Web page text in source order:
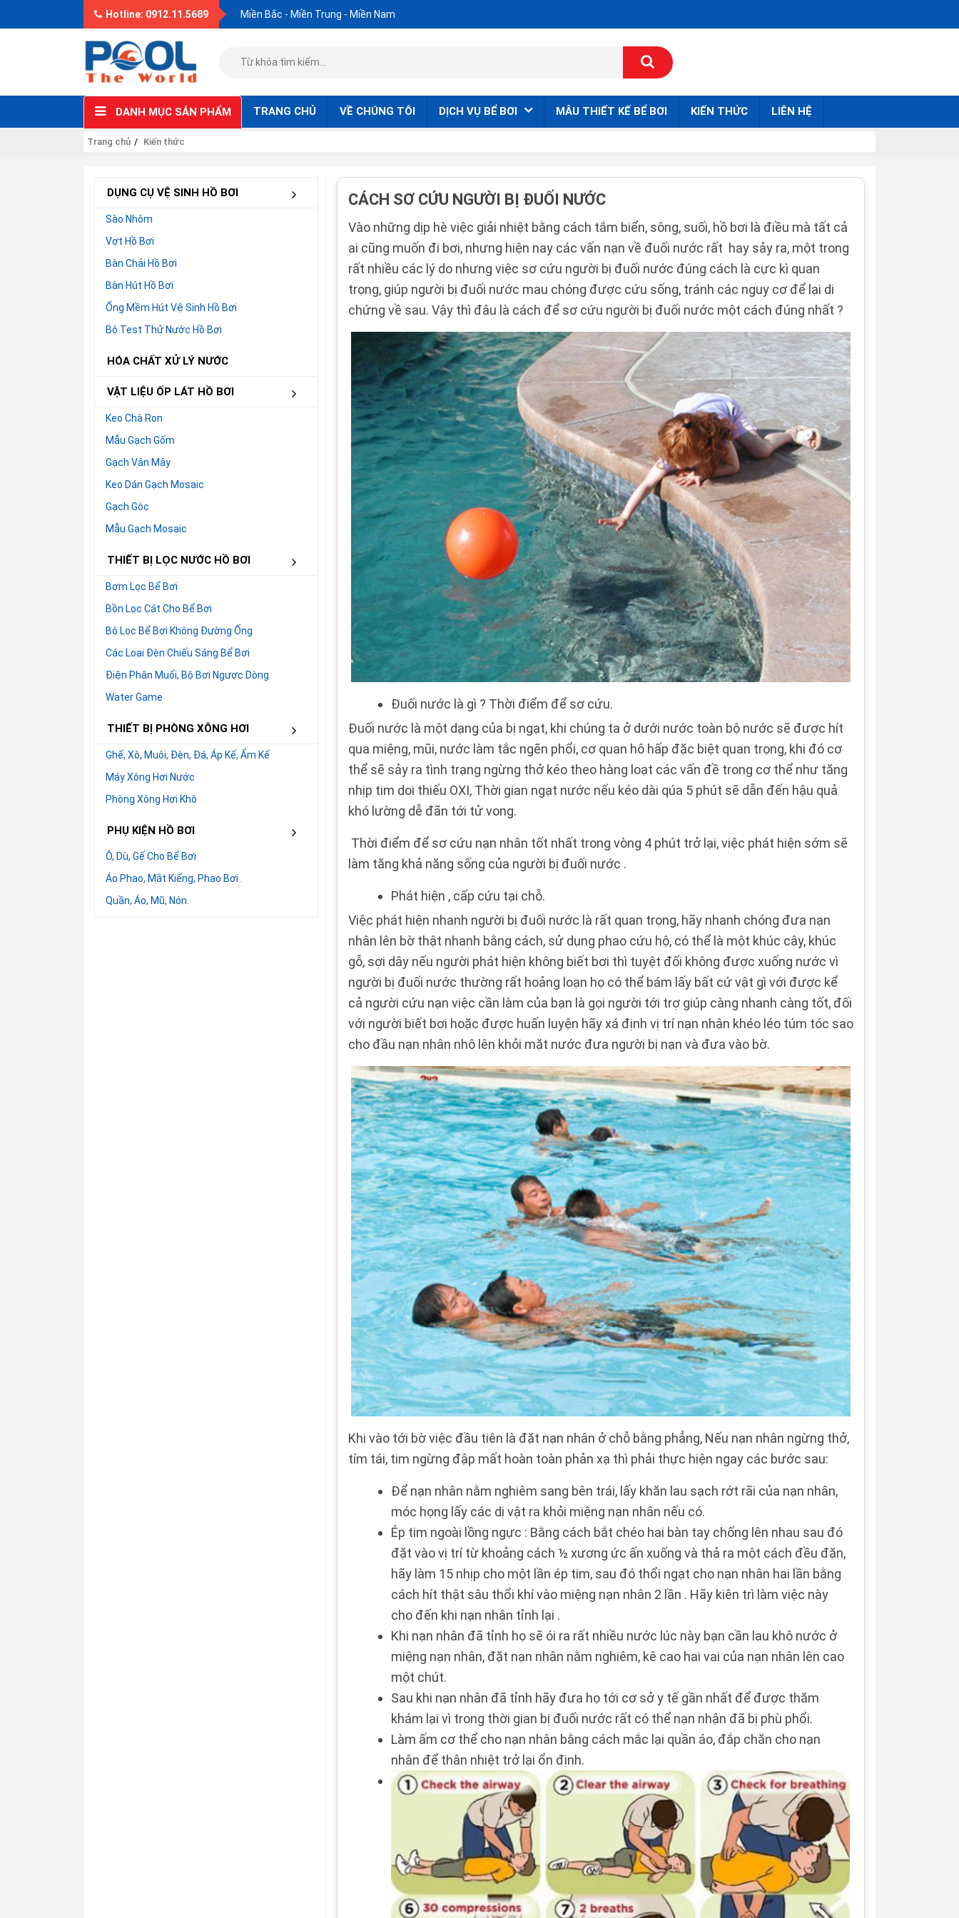
Hotline: 0912.11.5689 Miền Bắc - Miền Trung - Miền Nam
DANH MỤC SẢN PHẨM TRANG CHỦ VỀ CHÚNG TÔI DỊCH VỤ BỂ BƠI MẪU THIẾT KẾ BỂ BƠI KIẾN THỨC LIÊN HỆ
Trang chủ Kiến thức
DỤNG CỤ VỆ SINH HỒ BƠI
Sào Nhôm
Vợt Hồ Bơi
Bàn Chải Hồ Bơi
Bàn Hút Hồ Bơi
Ống Mềm Hút Vệ Sinh Hồ Bơi
Bộ Test Thử Nước Hồ Bơi
HÓA CHẤT XỬ LÝ NƯỚC
VẬT LIỆU ỐP LÁT HỒ BƠI
Keo Chà Ron
Mẫu Gạch Gốm
Gạch Vân Mây
Keo Dán Gạch Mosaic
Gạch Góc
Mẫu Gạch Mosaic
THIẾT BỊ LỌC NƯỚC HỒ BƠI
Bơm Lọc Bể Bơi
Bồn Lọc Cát Cho Bể Bơi
Bộ Lọc Bể Bơi Không Đường Ống
Các Loại Đèn Chiếu Sáng Bể Bơi
Điện Phân Muối, Bộ Bơi Ngược Dòng
Water Game
THIẾT BỊ PHÒNG XÔNG HƠI
Ghế, Xô, Muôi, Đèn, Đá, Áp Kế, Ẩm Kế
Máy Xông Hơi Nước
Phòng Xông Hơi Khô
PHỤ KIỆN HỒ BƠI
Ô, Dù, Gế Cho Bể Bơi
Áo Phao, Mắt Kiếng, Phao Bơi .
Quần, Áo, Mũ, Nón.
CÁCH SƠ CỨU NGƯỜI BỊ ĐUỐI NƯỚC
Vào những dịp hè việc giải nhiệt bằng cách tắm biển, sông, suối, hồ bơi là điều mà tất cả
ai cũng muốn đi bơi, nhưng hiện nay các vấn nạn về đuối nước rất hay sảy ra, một trong
rất nhiều các lý do nhưng việc sơ cứu người bị đuối nước đúng cách là cực kì quan
trọng, giúp người bị đuối nước mau chóng được cứu sống, tránh các nguy cơ để lại di
chứng về sau. Vậy thì đâu là cách để sơ cứu người bị đuối nước một cách đúng nhất ?
Đuối nước là gì ? Thời điểm để sơ cứu.
Đuối nước là một dạng của bị ngạt, khi chúng ta ở dưới nước toàn bộ nước sẽ được hít
qua miệng, mũi, nước làm tắc ngẽn phổi, cơ quan hô hấp đặc biệt quan trọng, khi đó cơ
thể sẽ sảy ra tình trạng ngừng thở kéo theo hàng loạt các vấn đề trong cơ thể như tăng
nhịp tim doi thiếu OXI, Thời gian ngạt nước nếu kéo dài qúa 5 phút sẽ dẫn đến hậu quả
khó lường dễ đãn tới tử vong.
Thời điểm để sơ cứu nạn nhân tốt nhất trong vòng 4 phút trở lại, việc phát hiện sớm sẽ
làm tăng khả năng sống của người bị đuối nước .
Phát hiện , cấp cứu tại chỗ.
Việc phát hiện nhanh người bị đuối nước là rất quan trọng, hãy nhanh chóng đưa nạn
nhân lên bờ thật nhanh bằng cách, sử dụng phao cứu hộ, có thể là một khúc cây, khúc
gỗ, sợi dây nếu người phát hiện không biết bơi thì tuyệt đối không được xuống nước vì
người bị đuối nước thường rất hoảng loạn họ có thể bám lấy bất cứ vật gì với được kể
cả người cứu nạn việc cần làm của bạn là gọi người tới trợ giúp càng nhanh càng tốt, đối
với người biết bơi hoặc được huấn luyện hãy xá định vị trí nạn nhân khéo léo túm tóc sao
cho đầu nạn nhân nhô lên khỏi mặt nước đưa người bị nạn và đưa vào bờ.
Khi vào tới bờ việc đầu tiên là đặt nạn nhân ở chỗ bằng phẳng, Nếu nạn nhân ngừng thở,
tím tái, tim ngừng đập mất hoàn toàn phản xạ thì phải thực hiện ngay các bước sau:
Để nạn nhân nằm nghiêm sang bên trái, lấy khăn lau sạch rớt rãi của nạn nhân,
móc họng lấy các dị vật ra khỏi miệng nạn nhân nếu có.
Ép tim ngoài lồng ngực : Bằng cách bắt chéo hai bàn tay chống lên nhau sau đó
đặt vào vị trí từ khoảng cách ½ xương ức ấn xuống và thả ra một cách đều đặn,
hãy làm 15 nhịp cho một lần ép tim, sau đó thổi ngạt cho nạn nhân hai lần bằng
cách hít thật sâu thổi khí vào miệng nạn nhân 2 lần . Hãy kiên trì làm việc này
cho đến khi nạn nhân tỉnh lại .
Khi nạn nhân đã tỉnh họ sẽ ói ra rất nhiều nước lúc này bạn cần lau khô nước ở
miệng nạn nhân, đặt nạn nhân nằm nghiêm, kê cao hai vai của nạn nhân lên cao
một chút.
Sau khi nạn nhân đã tỉnh hãy đưa họ tới cơ sở y tế gần nhất để được thăm
khám lại vì trong thời gian bị đuối nước rất có thể nạn nhận đã bị phù phổi.
Làm ấm cơ thể cho nạn nhân bằng cách mắc lại quần áo, đắp chăn cho nạn
nhân để thân nhiệt trở lại ổn định.